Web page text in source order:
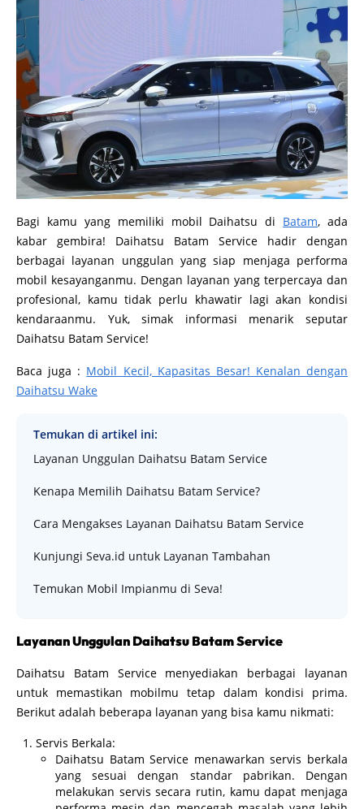
Bagi kamu yang memiliki mobil Daihatsu di Batam, ada
kabar gembira! Daihatsu Batam Service hadir dengan
berbagai layanan unggulan yang siap menjaga performa
mobil kesayanganmu. Dengan layanan yang terpercaya dan
profesional, kamu tidak perlu khawatir lagi akan kondisi
kendaraanmu. Yuk, simak informasi menarik seputar
Daihatsu Batam Service!
Baca juga : Mobil Kecil, Kapasitas Besar! Kenalan dengan
Daihatsu Wake
Temukan di artikel ini:
Layanan Unggulan Daihatsu Batam Service
Kenapa Memilih Daihatsu Batam Service?
Cara Mengakses Layanan Daihatsu Batam Service
Kunjungi Seva.id untuk Layanan Tambahan
Temukan Mobil Impianmu di Seva!
Layanan Unggulan Daihatsu Batam Service
Daihatsu Batam Service menyediakan berbagai layanan
untuk memastikan mobilmu tetap dalam kondisi prima.
Berikut adalah beberapa layanan yang bisa kamu nikmati:
Servis Berkala:
Daihatsu Batam Service menawarkan servis berkala
yang sesuai dengan standar pabrikan. Dengan
melakukan servis secara rutin, kamu dapat menjaga